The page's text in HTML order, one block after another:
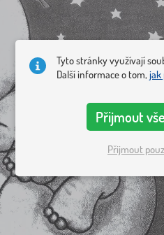
Tyto stránky využívají
Další informace o tom, jak
Přijmout
Přijmout